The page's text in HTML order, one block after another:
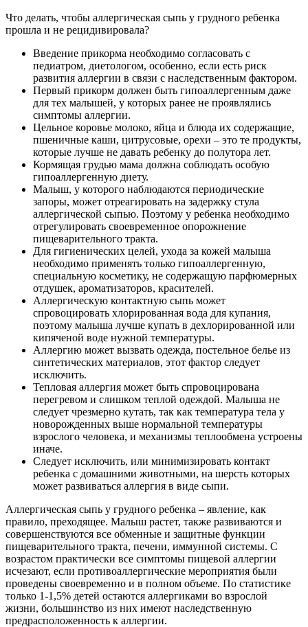
Что делать, чтобы аллергическая сыпь у грудного ребенка
прошла и не рецидивировала?
Введение прикорма необходимо согласовать с
педиатром, диетологом, особенно, если есть риск
развития аллергии в связи с наследственным фактором.
Первый прикорм должен быть гипоаллергенным даже
для тех малышей, у которых ранее не проявлялись
симптомы аллергии.
Цельное коровье молоко, яйца и блюда их содержащие,
пшеничные каши, цитрусовые, орехи – это те продукты,
которые лучше не давать ребенку до полутора лет.
Кормящая грудью мама должна соблюдать особую
гипоаллергенную диету.
Малыш, у которого наблюдаются периодические
запоры, может отреагировать на задержку стула
аллергической сыпью. Поэтому у ребенка необходимо
отрегулировать своевременное опорожнение
пищеварительного тракта.
Для гигиенических целей, ухода за кожей малыша
необходимо применять только гипоаллергенную,
специальную косметику, не содержащую парфюмерных
отдушек, ароматизаторов, красителей.
Аллергическую контактную сыпь может
спровоцировать хлорированная вода для купания,
поэтому малыша лучше купать в дехлорированной или
кипяченой воде нужной температуры.
Аллергию может вызвать одежда, постельное белье из
синтетических материалов, этот фактор следует
исключить.
Тепловая аллергия может быть спровоцирована
перегревом и слишком теплой одеждой. Малыша не
следует чрезмерно кутать, так как температура тела у
новорожденных выше нормальной температуры
взрослого человека, и механизмы теплообмена устроены
иначе.
Следует исключить, или минимизировать контакт
ребенка с домашними животными, на шерсть которых
может развиваться аллергия в виде сыпи.
Аллергическая сыпь у грудного ребенка – явление, как
правило, преходящее. Малыш растет, также развиваются и
совершенствуются все обменные и защитные функции
пищеварительного тракта, печени, иммунной системы. С
возрастом практически все симптомы пищевой аллергии
исчезают, если противоаллергические мероприятия были
проведены своевременно и в полном объеме. По статистике
только 1-1,5% детей остаются аллергиками во взрослой
жизни, большинство из них имеют наследственную
предрасположенность к аллергии.